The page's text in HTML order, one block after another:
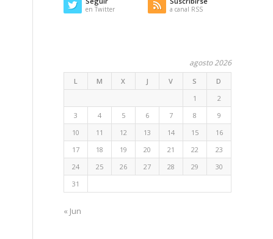
en Twitter a canal RSS
agosto 2026
L M X J V S
D
1
2
3
4 5 6 7 8
9
10
11 12 13 14 15
16
17
18 19 20 21 22
23
24
25 26 27 28 29
30
31
« Jun